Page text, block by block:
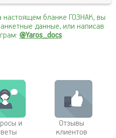
настоящем бланке ГОЗНАК, вы
данные, или написав
@Yaros_docs
и
Отзывы
клиентов